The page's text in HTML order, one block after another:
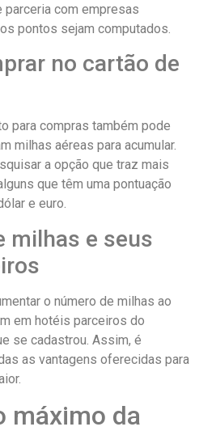
com empresas
pontos sejam computados.
no cartão de
para compras também pode
milhas aéreas para acumular.
a opção que traz mais
que têm uma pontuação
e euro.
milhas e seus
o número de milhas ao
em hotéis parceiros do
se cadastrou. Assim, é
as vantagens oferecidas para
máximo da